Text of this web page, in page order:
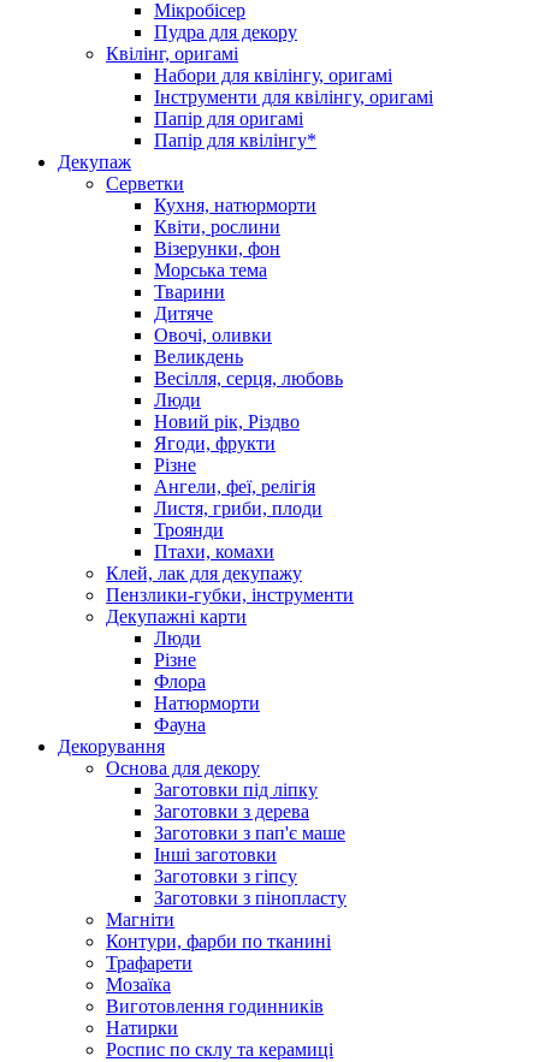
Мікробісер
Пудра для декору
Квілінг, оригамі
Набори для квілінгу, оригамі
Інструменти для квілінгу, оригамі
Папір для оригамі
Папір для квілінгу*
Декупаж
Серветки
Кухня, натюрморти
Квіти, рослини
Візерунки, фон
Морська тема
Тварини
Дитяче
Овочі, оливки
Великдень
Весілля, серця, любовь
Люди
Новий рік, Різдво
Ягоди, фрукти
Різне
Ангели, феї, релігія
Листя, гриби, плоди
Троянди
Птахи, комахи
Клей, лак для декупажу
Пензлики-губки, інструменти
Декупажні карти
Люди
Різне
Флора
Натюрморти
Фауна
Декорування
Основа для декору
Заготовки під ліпку
Заготовки з дерева
Заготовки з пап'є маше
Інші заготовки
Заготовки з гіпсу
Заготовки з пінопласту
Магніти
Контури, фарби по тканині
Трафарети
Мозаїка
Виготовлення годинників
Натирки
Роспис по склу та керамиці